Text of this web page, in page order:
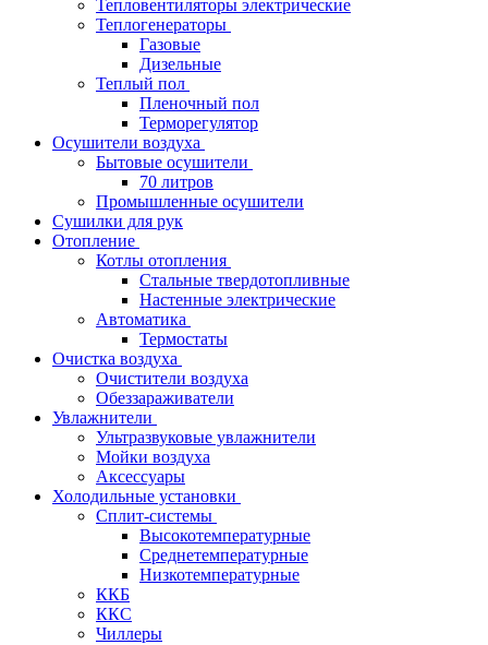
Тепловентиляторы электрические
Теплогенераторы
Газовые
Дизельные
Теплый пол
Пленочный пол
Терморегулятор
Осушители воздуха
Бытовые осушители
70 литров
Промышленные осушители
Сушилки для рук
Отопление
Котлы отопления
Стальные твердотопливные
Настенные электрические
Автоматика
Термостаты
Очистка воздуха
Очистители воздуха
Обеззараживатели
Увлажнители
Ультразвуковые увлажнители
Мойки воздуха
Аксессуары
Холодильные установки
Сплит-системы
Высокотемпературные
Среднетемпературные
Низкотемпературные
ККБ
ККС
Чиллеры